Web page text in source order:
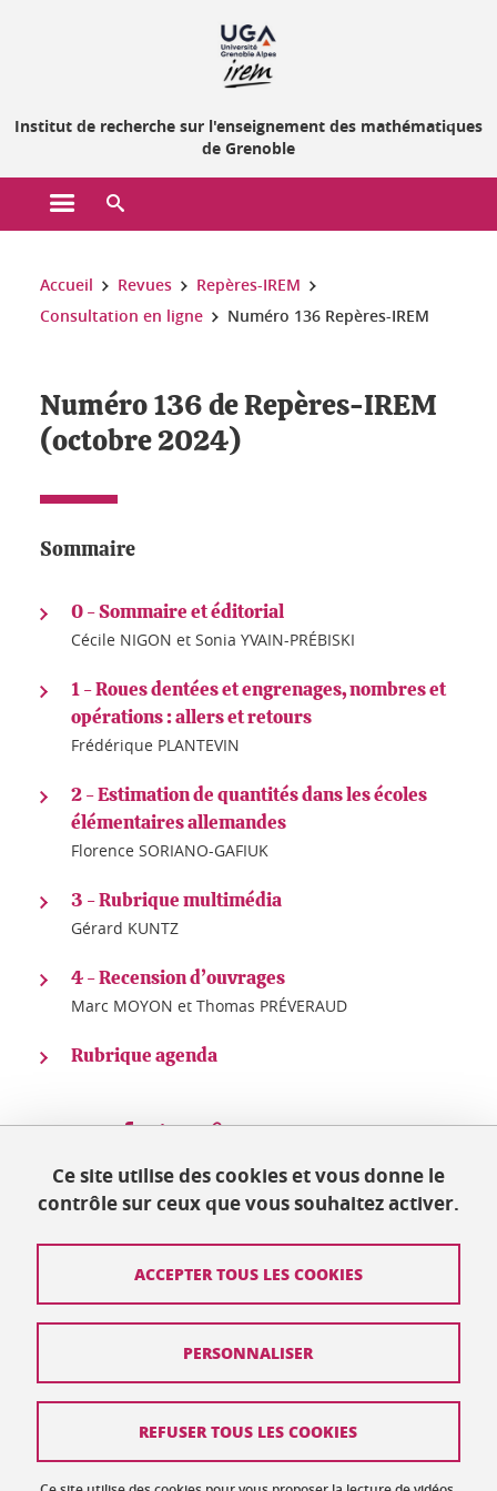
Institut de recherche sur l'enseignement des mathématiques
de Grenoble
Ouvrir le menu principal
Vous êtes ici :
Accueil Revues
Repères-IREM
Consultation en ligne
Numéro 136 Repères-IREM
Numéro 136 de Repères-IREM
(octobre 2024)
Sommaire
0 - Sommaire et éditorial
Cécile NIGON et Sonia YVAIN-PRÉBISKI
1 - Roues dentées et engrenages, nombres et
opérations : allers et retours
Frédérique PLANTEVIN
2 - Estimation de quantités dans les écoles
élémentaires allemandes
Florence SORIANO-GAFIUK
3 - Rubrique multimédia
Gérard KUNTZ
4 - Recension d’ouvrages
Marc MOYON et Thomas PRÉVERAUD
Rubrique agenda
Partager Partager sur Facebook
Partager sur LinkedIn
Mis à jour le 15 janvier 2025
Contact
Mentions légales
Ce site utilise des cookies et vous donne le
contrôle sur ceux que vous souhaitez activer.
ACCEPTER TOUS LES COOKIES
REFUSER TOUS LES COOKIES
PERSONNALISER